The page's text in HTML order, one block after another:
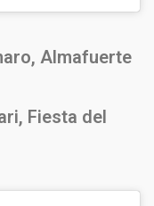
Almafuerte
Fiesta del